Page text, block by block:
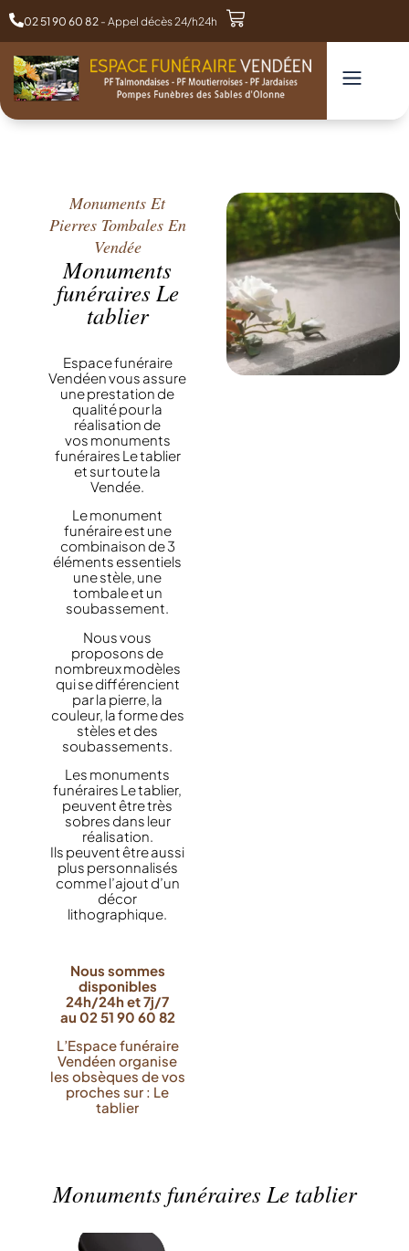
02 51 90 60 82 - Appel décès 24/h24h
Monuments Et
Pierres Tombales En
Vendée
Monuments
funéraires Le
tablier
Espace funéraire
Vendéen vous assure
une prestation de
qualité pour la
réalisation de
vos monuments
funéraires Le tablier
et sur toute la
Vendée.
Le monument
funéraire est une
combinaison de 3
éléments essentiels
une stèle, une
tombale et un
soubassement.
Nous vous
proposons de
nombreux modèles
qui se différencient
par la pierre, la
couleur, la forme des
stèles et des
soubassements.
Les monuments
funéraires Le tablier,
peuvent être très
sobres dans leur
réalisation.
Ils peuvent être aussi
plus personnalisés
comme l’ajout d’un
décor
lithographique.
Nous sommes
disponibles
24h/24h et 7j/7
au 02 51 90 60 82
L’Espace funéraire
Vendéen organise
les obsèques de vos
proches sur : Le
tablier
Monuments funéraires Le tablier